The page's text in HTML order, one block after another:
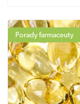
Porady farmaceuty